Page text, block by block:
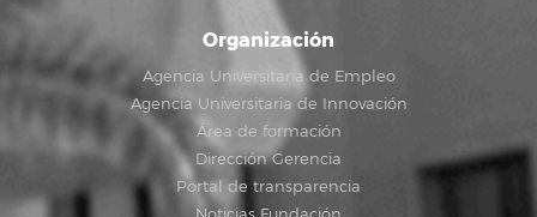
Organización
Agencia Universitaria de Empleo
Agencia Universitaria de Innovación
Área de formación
Dirección Gerencia
Portal de transparencia